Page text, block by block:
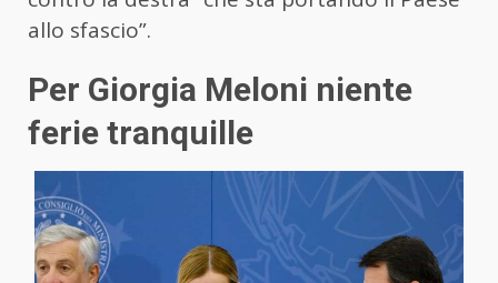
allo sfascio”.
Per Giorgia Meloni niente
ferie tranquille